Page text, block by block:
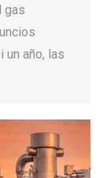
gas
un año, las